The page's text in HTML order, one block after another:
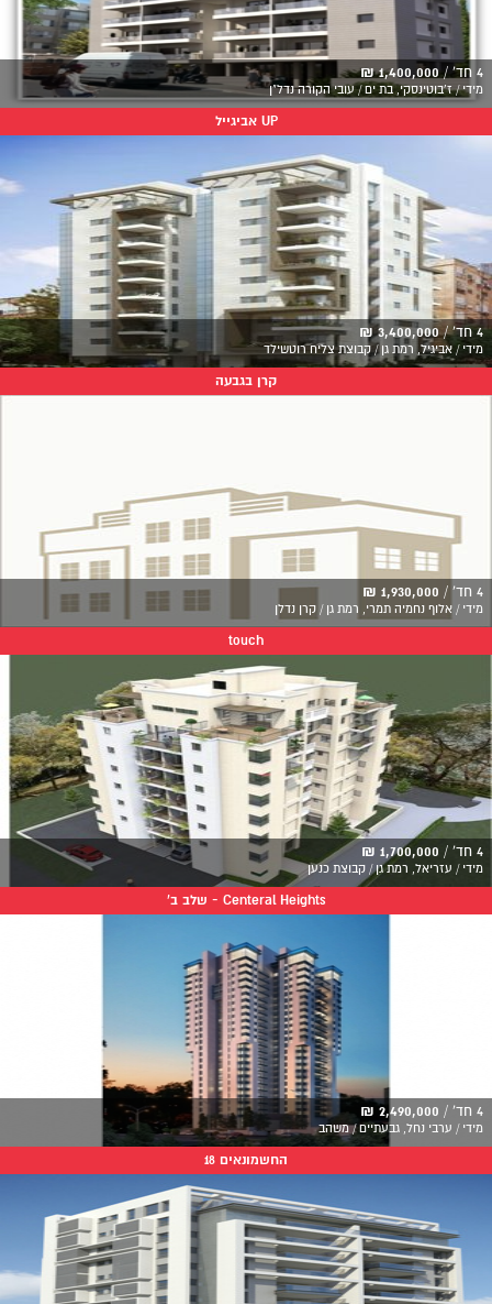
4 חד' / 1,400,000 ₪
מידי / ז'בוטינסקי, בת ים / עובי הקורה נדל"ן
UP אביגייל
4 חד' / 3,400,000 ₪
מידי / אביגיל, רמת גן / קבוצת צליח רוטשילד
קרן בגבעה
4 חד' / 1,930,000 ₪
מידי / אלוף נחמיה תמרי, רמת גן / קרן נדלן
touch
4 חד' / 1,700,000 ₪
מידי / עזריאל, רמת גן / קבוצת כנען
Centeral Heights - שלב ב'
4 חד' / 2,490,000 ₪
מידי / ערבי נחל, גבעתיים / משהב
החשמונאים 18